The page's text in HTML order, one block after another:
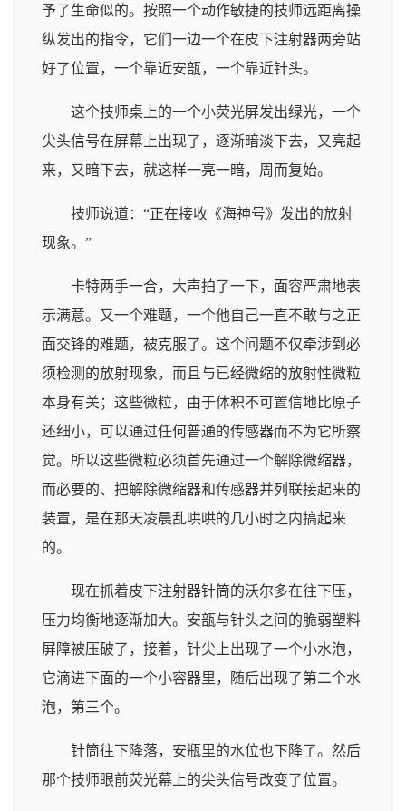
予了生命似的。按照一个动作敏捷的技师远距离操
纵发出的指令，它们一边一个在皮下注射器两旁站
好了位置，一个靠近安瓿，一个靠近针头。
这个技师桌上的一个小荧光屏发出绿光，一个
尖头信号在屏幕上出现了，逐渐暗淡下去，又亮起
来，又暗下去，就这样一亮一暗，周而复始。
技师说道：“正在接收《海神号》发出的放射
现象。”
卡特两手一合，大声拍了一下，面容严肃地表
示满意。又一个难题，一个他自己一直不敢与之正
面交锋的难题，被克服了。这个问题不仅牵涉到必
须检测的放射现象，而且与已经微缩的放射性微粒
本身有关；这些微粒，由于体积不可置信地比原子
还细小，可以通过任何普通的传感器而不为它所察
觉。所以这些微粒必须首先通过一个解除微缩器，
而必要的、把解除微缩器和传感器并列联接起来的
装置，是在那天凌晨乱哄哄的几小时之内搞起来
的。
现在抓着皮下注射器针筒的沃尔多在往下压，
压力均衡地逐渐加大。安瓿与针头之间的脆弱塑料
屏障被压破了，接着，针尖上出现了一个小水泡，
它滴进下面的一个小容器里，随后出现了第二个水
泡，第三个。
针筒往下降落，安瓶里的水位也下降了。然后
那个技师眼前荧光幕上的尖头信号改变了位置。